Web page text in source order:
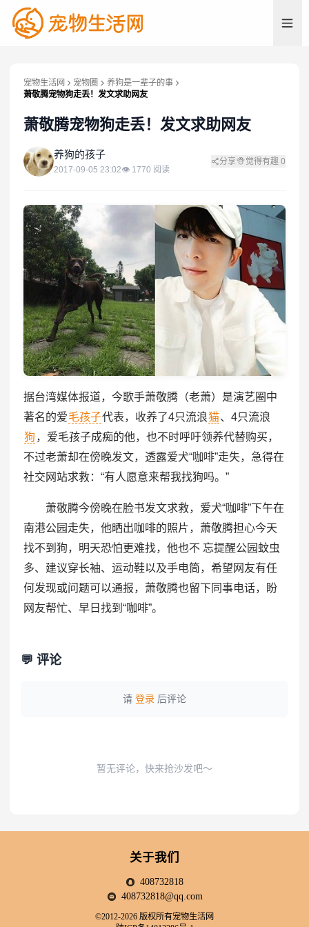
宠物生活网 宠物圈
养狗是一辈子的事
萧敬腾宠物狗走丢！发文求助网友
萧敬腾宠物狗走丢！发文求助网友
养 养狗的孩子
2017-09-05 23:02👁 1770 阅读
分享 觉得有趣 0
据台湾媒体报道，今歌手萧敬腾（老萧）是演艺圈中
著名的爱毛孩子代表，收养了4只流浪猫、4只流浪
狗 ，爱毛孩子成痴的他，也不时呼吁领养代替购买，
不过老萧却在傍晚发文，透露爱犬“咖啡”走失，急得在
社交网站求救：“有人愿意来帮我找狗吗。”
萧敬腾今傍晚在脸书发文求救，爱犬“咖啡”下午在
南港公园走失，他晒出咖啡的照片，萧敬腾担心今天
找不到狗，明天恐怕更难找，他也不 忘提醒公园蚊虫
多、建议穿长袖、运动鞋以及手电筒，希望网友有任
何发现或问题可以通报，萧敬腾也留下同事电话，盼
网友帮忙、早日找到“咖啡”。
💬 评论
请 登录 后评论
暂无评论，快来抢沙发吧～
关于我们
408732818
408732818@qq.com
©2012-2026 版权所有宠物生活网